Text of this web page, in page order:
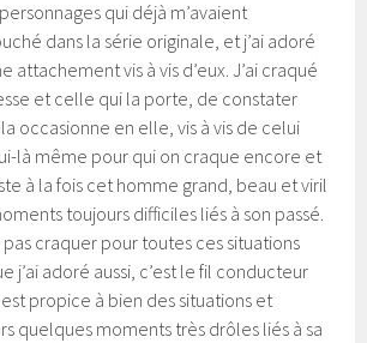
qui déjà m’avaient
dans la série originale, et j’ai adoré
attachement vis à vis d’eux. J’ai craqué
et celle qui la porte, de constater
occasionne en elle, vis à vis de celui
là même pour qui on craque encore et
à la fois cet homme grand, beau et viril
toujours difficiles liés à son passé.
craquer pour toutes ces situations
j’ai adoré aussi, c’est le fil conducteur
propice à bien des situations et
quelques moments très drôles liés à sa